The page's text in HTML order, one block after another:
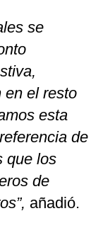
se
en el resto
esta
de
que los
de
añadió.